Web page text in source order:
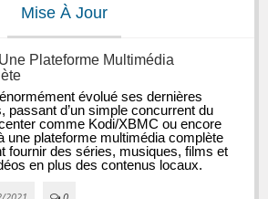
Mise À Jour
Plateforme Multimédia
évolué ses dernières
passant d’un simple concurrent du
comme Kodi/XBMC ou encore
une plateforme multimédia complète
fournir des séries, musiques, films et
en plus des contenus locaux.